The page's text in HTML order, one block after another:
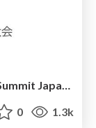
Zephyr RTOS の発表をOpen Source Summit Japan 2025で行った件
0 1.3k